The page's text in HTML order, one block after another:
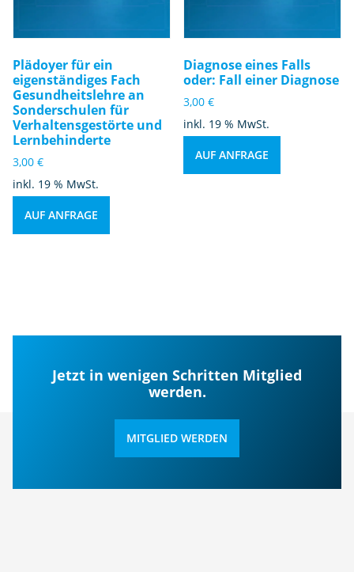
Plädoyer für ein
eigenständiges Fach
Gesundheitslehre an
Sonderschulen für
Verhaltensgestörte und
Lernbehinderte
3,00 €
inkl. 19 % MwSt.
AUF ANFRAGE
Diagnose eines Falls
oder: Fall einer Diagnose
3,00€
inkl. 19 % MwSt.
AUF ANFRAGE
Jetzt in wenigen Schritten Mitglied
werden.
MITGLIED WERDEN